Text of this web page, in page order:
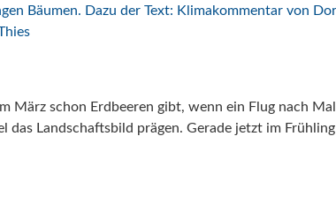
März schon Erdbeeren gibt, wenn ein Flug nach
Landschaftsbild prägen. Gerade jetzt im